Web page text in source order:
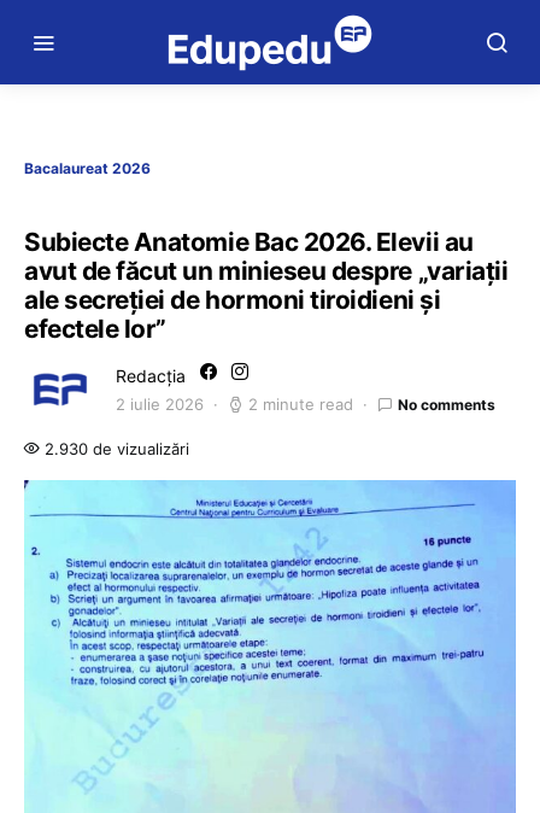
Bacalaureat 2026
Subiecte Anatomie Bac 2026. Elevii au
avut de făcut un minieseu despre „variații
ale secreției de hormoni tiroidieni și
efectele lor”
Redacția
2 iulie 2026 2 minute read No comments
2.930 de vizualizări